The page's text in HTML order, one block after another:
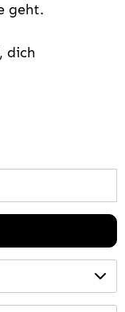
geht.
dich